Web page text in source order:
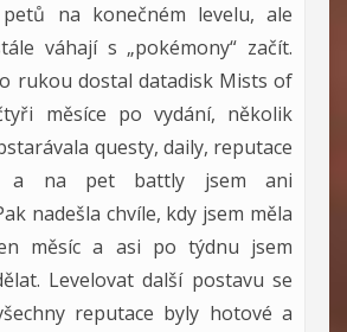
na konečném levelu, ale
váhají s „pokémony“ začít.
rukou dostal datadisk Mists of
měsíce po vydání, několik
questy, daily, reputace
a na pet battly jsem ani
nadešla chvíle, kdy jsem měla
měsíc a asi po týdnu jsem
Levelovat další postavu se
reputace byly hotové a